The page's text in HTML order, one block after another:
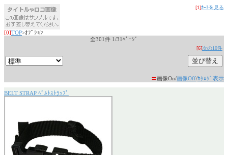
[1]ｶｰﾄを見る
[0]TOP>ｵﾌﾟｼｮﾝ
全301件 1/31ﾍﾟｰｼﾞ
[6]次の10件
〓画像On/画像Off/ｶﾀﾛｸﾞ表示
BELT STRAP ﾍﾞﾙﾄｽﾄﾗｯﾌﾟ